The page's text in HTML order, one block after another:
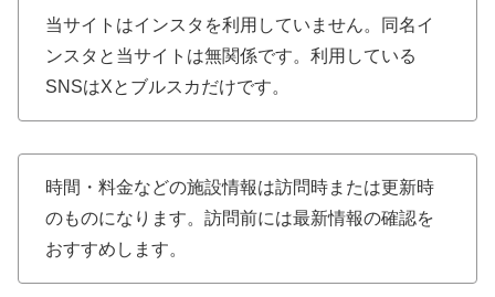
当サイトはインスタを利用していません。同名イ
ンスタと当サイトは無関係です。利用している
SNSはXとブルスカだけです。
時間・料金などの施設情報は訪問時または更新時
のものになります。訪問前には最新情報の確認を
おすすめします。